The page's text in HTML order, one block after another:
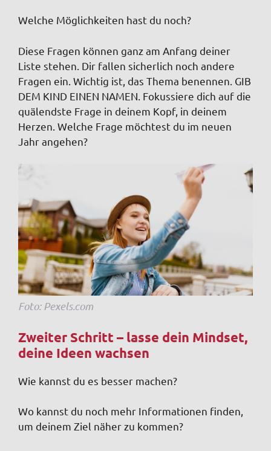
Welche Möglichkeiten hast du noch?
Diese Fragen können ganz am Anfang deiner
Liste stehen. Dir fallen sicherlich noch andere
Fragen ein. Wichtig ist, das Thema benennen. GIB
DEM KIND EINEN NAMEN. Fokussiere dich auf die
quälendste Frage in deinem Kopf, in deinem
Herzen. Welche Frage möchtest du im neuen
Jahr angehen?
Foto: Pexels.com
Zweiter Schritt – lasse dein Mindset,
deine Ideen wachsen
Wie kannst du es besser machen?
Wo kannst du noch mehr Informationen finden,
um deinem Ziel näher zu kommen?